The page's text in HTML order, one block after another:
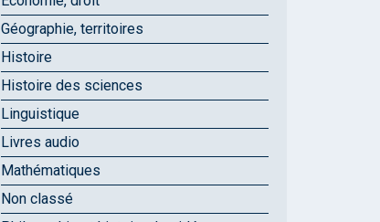
Géographie, territoires
Histoire
Histoire des sciences
Linguistique
Livres audio
Mathématiques
Non classé